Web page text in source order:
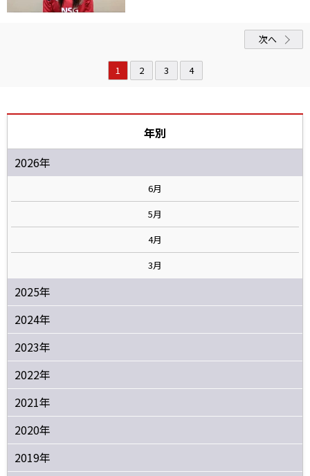
1 2 3 4
次へ
年別
2026年
6月
5月
4月
3月
2025年
2024年
2023年
2022年
2021年
2020年
2019年